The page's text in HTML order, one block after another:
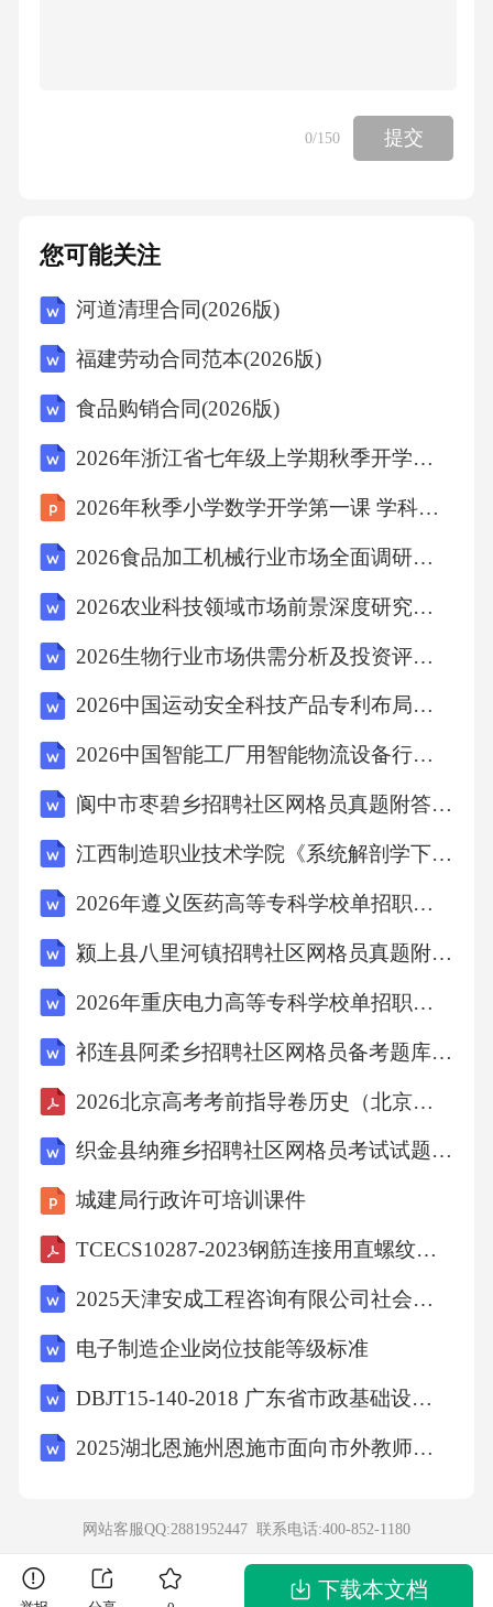
项D炒菜不慎着火时，可以用湿布覆盖，使燃烧
主要作用是（）
A、降低噪声
B、吸收尘埃
D、美化环境
【答案】：A厂区绿化的主要作用是降低噪声。
故选A。
业人员不应该（）
A、己所不欲，勿施于人
B、害人之心不可有，防人之心不可无
D、领导叫干啥干啥
【答案】：BCD《中华人民共和国公民道德建
设实施纲要》中明确指出:"要大力倡导以爱岗敬
业、诚实守信、办事公道、服务群众、奉献社
会为主要内容的职业道德,鼓励人们在工作中做
我国的传统的民间艺术，演员只要在屏幕和灯
光之间抖动如栓在“小兔”身上的细线，屏幕上就
能出现生动活泼的小兔形象.这是一种控制现
0/150 提交
您可能关注
河道清理合同(2026版)
福建劳动合同范本(2026版)
食品购销合同(2026版)
2026年浙江省七年级上学期秋季开学分班学情自测英语试卷（含答案无听力音频及原文）
2026年秋季小学数学开学第一课 学科前沿与展望教学设计
2026食品加工机械行业市场全面调研及自动化前景与产业集群规划分析报告
2026农业科技领域市场前景深度研究及发展趋势与投资方向报告
2026生物行业市场供需分析及投资评估规划分析研究报告
2026中国运动安全科技产品专利布局与知识产权保护研究报告
2026中国智能工厂用智能物流设备行业市场现状供需分析及投资评估规划分析研究报告
阆中市枣碧乡招聘社区网格员真题附答案详解
江西制造职业技术学院《系统解剖学下》2025-2026学年期末试卷
2026年遵义医药高等专科学校单招职业适应性考试题库带答案详解
颍上县八里河镇招聘社区网格员真题附答案详解
2026年重庆电力高等专科学校单招职业技能测试题库附答案详解
祁连县阿柔乡招聘社区网格员备考题库附答案详解
2026北京高考考前指导卷历史（北京卷03）（考试版）
织金县纳雍乡招聘社区网格员考试试题附答案详解
城建局行政许可培训课件
TCECS10287-2023钢筋连接用直螺纹套筒
2025天津安成工程咨询有限公司社会招聘4人备考题库附答案
电子制造企业岗位技能等级标准
DBJT15-140-2018 广东省市政基础设施工程施工安全管理标准
2025湖北恩施州恩施市面向市外教师选调60人笔试备考题库及答案解析
网站客服QQ:2881952447 联系电话:400-852-1180
下载本文档